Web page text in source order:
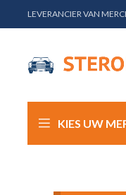
LEVERANCIER VAN
KIES UW